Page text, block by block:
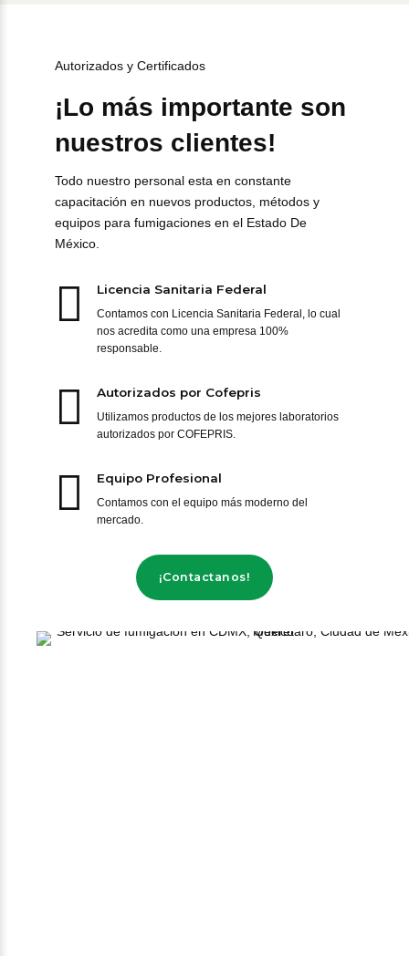
Autorizados y Certificados
¡Lo más importante son
nuestros clientes!
Todo nuestro personal esta en constante
capacitación en nuevos productos, métodos y
equipos para fumigaciones en el Estado De
México.
Licencia Sanitaria Federal
Contamos con Licencia Sanitaria Federal, lo cual
nos acredita como una empresa 100%
responsable.
Autorizados por Cofepris
Utilizamos productos de los mejores laboratorios
autorizados por COFEPRIS.
Equipo Profesional
Contamos con el equipo más moderno del
mercado.
¡Contactanos!